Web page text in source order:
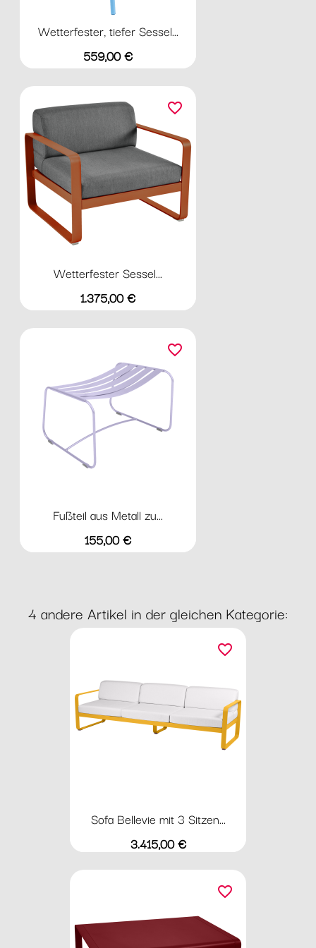
Wetterfester, tiefer Sessel...
Preis
559,00 €
Wetterfester Sessel...
Preis
1.375,00 €
favorite_border
Fußteil aus Metall zu...
Preis
155,00 €
favorite_border
4 andere Artikel in der gleichen Kategorie:
Sofa Bellevie mit 3 Sitzen...
Preis
3.415,00 €
favorite_border
favorite_border